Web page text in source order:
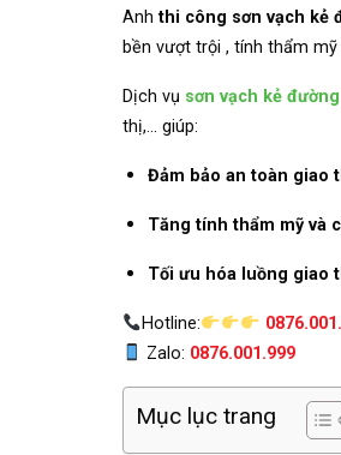
Anh thi công sơn vạch kẻ
bền vượt trội , tính thẩm
Dịch vụ sơn vạch kẻ đường
thị,… giúp:
Đảm bảo an toàn giao
Tăng tính thẩm mỹ và
Tối ưu hóa luồng giao
Hotline:
Zalo: 0876.001.999
Mục lục trang